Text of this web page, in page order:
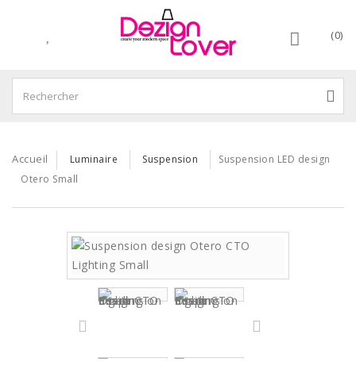
(0)
Accueil Luminaire Suspension
Suspension LED design
Otero Small